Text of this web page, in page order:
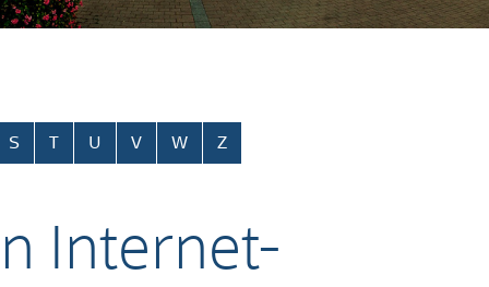
S T U V W Z
Internet-